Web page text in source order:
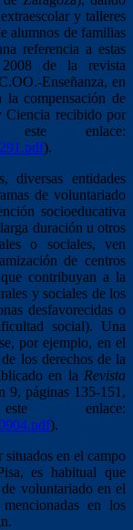
y talleres
alumnos de familias
referencia a estas
de la revista
Enseñanza, en
compensación de
Ciencia recibido por
enlace:
).
diversas entidades
de voluntariado
socioeducativa
duración u otros
o sociales, ven
de centros
que contribuyan a la
y sociales de los
desfavorecidas o
social). Una
por ejemplo, en el
los derechos de la
en la Revista
9, páginas 135-151,
enlace:
).
en el campo
es habitual que
voluntariado en el
en los